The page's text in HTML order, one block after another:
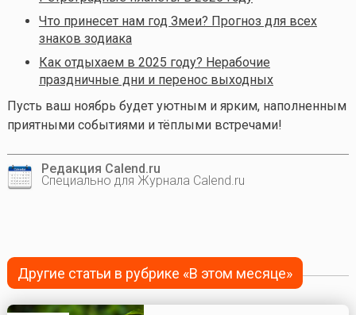
Что принесет нам год Змеи? Прогноз для всех
знаков зодиака
Как отдыхаем в 2025 году? Нерабочие
праздничные дни и перенос выходных
Пусть ваш ноябрь будет уютным и ярким, наполненным
приятными событиями и тёплыми встречами!
Редакция Calend.ru
Специально для Журнала Calend.ru
Другие статьи в рубрике «В этом месяце»